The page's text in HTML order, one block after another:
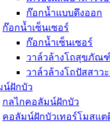
ก๊อกน้ำแบบดึงออก
ก๊อกน้ำเซ็นเซอร์
ก๊อกน้ำเซ็นเซอร์
วาล์วล้างโถสุขภัณ
วาล์วล้างโถปัสสาว
น์ฝักบัว
กลไกคอลัมน์ฝักบัว
คอลัมน์ฝักบัวเทอร์โมสแต